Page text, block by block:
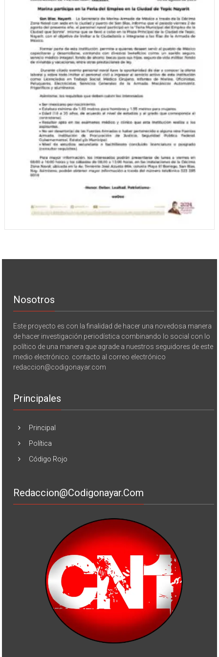
Nosotros
Este proyecto es con la finalidad de hacer una novedosa manera
de hacer investigación periodística combinando lo social con lo
político de una manera que agrade a nuestros seguidores de este
medio electrónico. contacto al correo electrónico
redaccion@codigonayar.com
Principales
Principal
Política
Código Rojo
Redaccion@codigonayar.com